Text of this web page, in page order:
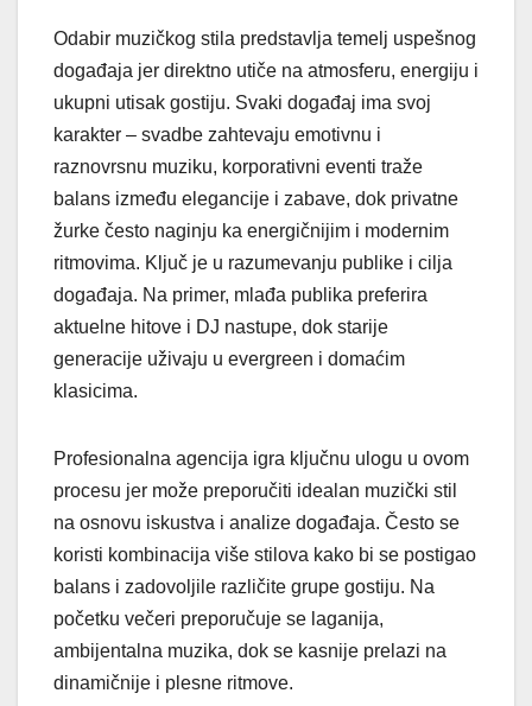
Odabir muzičkog stila predstavlja temelj uspešnog
događaja jer direktno utiče na atmosferu, energiju i
ukupni utisak gostiju. Svaki događaj ima svoj
karakter – svadbe zahtevaju emotivnu i
raznovrsnu muziku, korporativni eventi traže
balans između elegancije i zabave, dok privatne
žurke često naginju ka energičnijim i modernim
ritmovima. Ključ je u razumevanju publike i cilja
događaja. Na primer, mlađa publika preferira
aktuelne hitove i DJ nastupe, dok starije
generacije uživaju u evergreen i domaćim
klasicima.
Profesionalna agencija igra ključnu ulogu u ovom
procesu jer može preporučiti idealan muzički stil
na osnovu iskustva i analize događaja. Često se
koristi kombinacija više stilova kako bi se postigao
balans i zadovoljile različite grupe gostiju. Na
početku večeri preporučuje se laganija,
ambijentalna muzika, dok se kasnije prelazi na
dinamičnije i plesne ritmove.